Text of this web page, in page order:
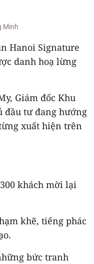
Minh
Hanoi Signature
danh hoạ lừng
Giám đốc Khu
đầu tư đang hướng
xuất hiện trên
khách mời lại
khẽ, tiếng phác
bức tranh